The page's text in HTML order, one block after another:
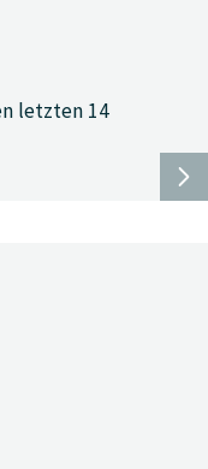
letzten 14